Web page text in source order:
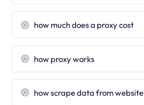
how much does a proxy cost
how proxy works
how scrape data from website